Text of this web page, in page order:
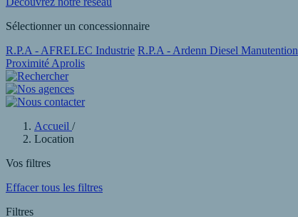
Sélectionner un concessionnaire
R.P.A - AFRELEC Industrie R.P.A - Ardenn Diesel Manutention
Proximité Aprolis
Accueil /
Location
Vos filtres
Effacer tous les filtres
Filtres